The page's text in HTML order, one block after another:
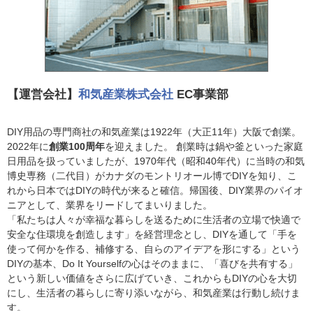
【運営会社】 和気産業株式会社 EC事業部
DIY用品の専門商社の和気産業は1922年（大正11年）大阪で創業。
2022年に創業100周年を迎えました。 創業時は鍋や釜といった家庭
日用品を扱っていましたが、1970年代（昭和40年代）に当時の和気
博史専務（二代目）がカナダのモントリオール博でDIYを知り、こ
れから日本ではDIYの時代が来ると確信。帰国後、DIY業界のパイオ
ニアとして、業界をリードしてまいりました。
「私たちは人々が幸福な暮らしを送るために生活者の立場で快適で
安全な住環境を創造します」を経営理念とし、DIYを通して「手を
使って何かを作る、補修する、自らのアイデアを形にする」という
DIYの基本、Do It Yourselfの心はそのままに、「喜びを共有する」
という新しい価値をさらに広げていき、これからもDIYの心を大切
にし、生活者の暮らしに寄り添いながら、和気産業は行動し続けま
す。